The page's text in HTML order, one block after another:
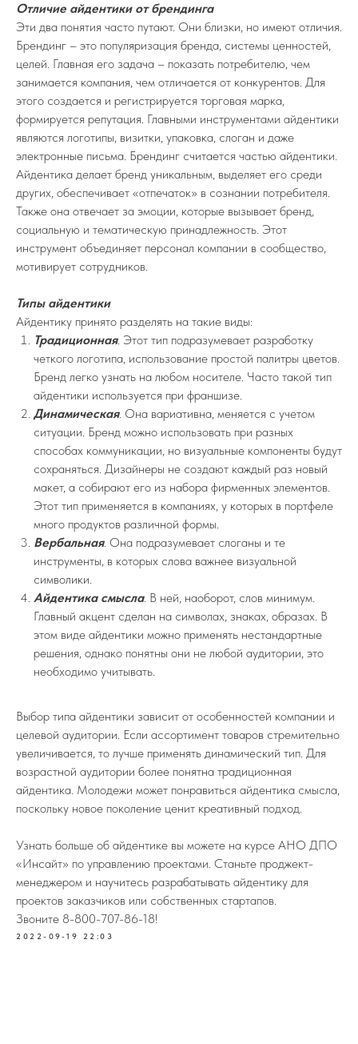
Отличие айдентики от брендинга
Эти два понятия часто путают. Они близки, но имеют отличия.
Брендинг – это популяризация бренда, системы ценностей,
целей. Главная его задача – показать потребителю, чем
занимается компания, чем отличается от конкурентов. Для
этого создается и регистрируется торговая марка,
формируется репутация. Главными инструментами айдентики
являются логотипы, визитки, упаковка, слоган и даже
электронные письма. Брендинг считается частью айдентики.
Айдентика делает бренд уникальным, выделяет его среди
других, обеспечивает «отпечаток» в сознании потребителя.
Также она отвечает за эмоции, которые вызывает бренд,
социальную и тематическую принадлежность. Этот
инструмент объединяет персонал компании в сообщество,
мотивирует сотрудников.
Типы айдентики
Айдентику принято разделять на такие виды:
Традиционная. Этот тип подразумевает разработку
четкого логотипа, использование простой палитры цветов.
Бренд легко узнать на любом носителе. Часто такой тип
айдентики используется при франшизе.
Динамическая. Она вариативна, меняется с учетом
ситуации. Бренд можно использовать при разных
способах коммуникации, но визуальные компоненты будут
сохраняться. Дизайнеры не создают каждый раз новый
макет, а собирают его из набора фирменных элементов.
Этот тип применяется в компаниях, у которых в портфеле
много продуктов различной формы.
Вербальная. Она подразумевает слоганы и те
инструменты, в которых слова важнее визуальной
символики.
Айдентика смысла. В ней, наоборот, слов минимум.
Главный акцент сделан на символах, знаках, образах. В
этом виде айдентики можно применять нестандартные
решения, однако понятны они не любой аудитории, это
необходимо учитывать.
Выбор типа айдентики зависит от особенностей компании и
целевой аудитории. Если ассортимент товаров стремительно
увеличивается, то лучше применять динамический тип. Для
возрастной аудитории более понятна традиционная
айдентика. Молодежи может понравиться айдентика смысла,
поскольку новое поколение ценит креативный подход.
Узнать больше об айдентике вы можете на курсе АНО ДПО
«Инсайт» по управлению проектами. Станьте проджект-
менеджером и научитесь разрабатывать айдентику для
проектов заказчиков или собственных стартапов.
Звоните 8-800-707-86-18!
2022-09-19 22:03